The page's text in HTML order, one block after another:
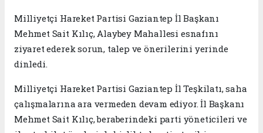
Milliyetçi Hareket Partisi Gaziantep İl Başkanı
Mehmet Sait Kılıç, Alaybey Mahallesi esnafını
ziyaret ederek sorun, talep ve önerilerini yerinde
dinledi.
Milliyetçi Hareket Partisi Gaziantep İl Teşkilatı, saha
çalışmalarına ara vermeden devam ediyor. İl Başkanı
Mehmet Sait Kılıç, beraberindeki parti yöneticileri ve